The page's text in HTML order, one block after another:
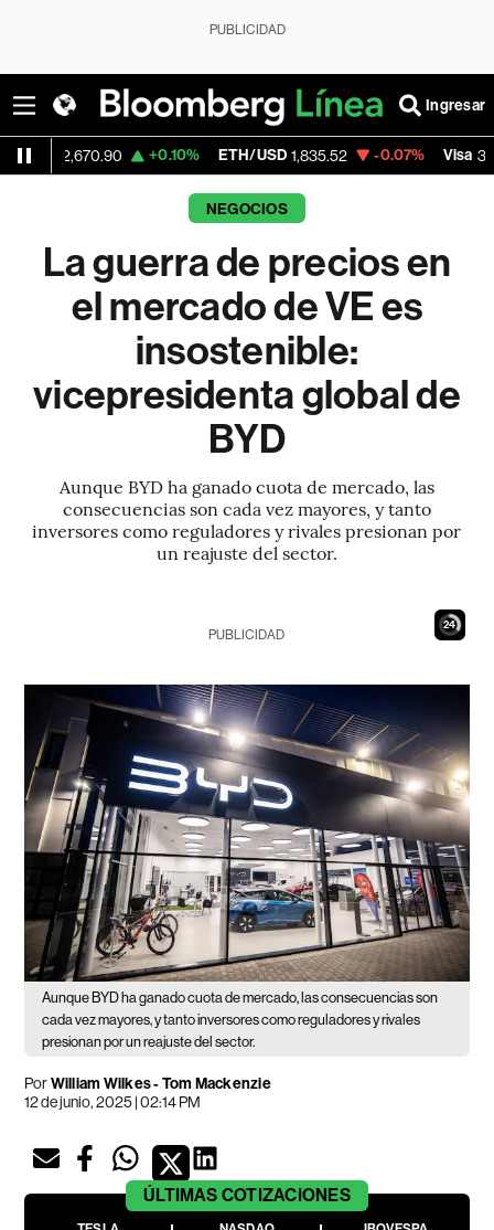
PUBLICIDAD
Ingresar
+0.10% ETH/USD 1,835.52 -0.07% Visa 366.13 -
NEGOCIOS
La guerra de precios en
el mercado de VE es
insostenible:
vicepresidenta global de
BYD
Aunque BYD ha ganado cuota de mercado, las
consecuencias son cada vez mayores, y tanto
inversores como reguladores y rivales presionan por
un reajuste del sector.
23
PUBLICIDAD
Aunque BYD ha ganado cuota de mercado, las consecuencias son
cada vez mayores, y tanto inversores como reguladores y rivales
presionan por un reajuste del sector.
PorWilliam Wilkes - Tom Mackenzie
12 de junio, 2025 | 02:14 PM
ÚLTIMAS COTIZACIONES